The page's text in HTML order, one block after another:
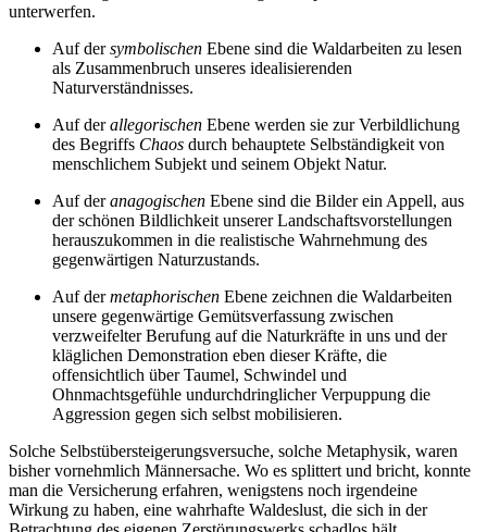
unterwerfen.
Auf dersymbolischen Ebene sind die Waldarbeiten zu lesen
als Zusammenbruch unseres idealisierenden
Naturverständnisses.
Auf derallegorischen Ebene werden sie zur Verbildlichung
des Begriffs Chaos durch behauptete Selbständigkeit von
menschlichem Subjekt und seinem Objekt Natur.
Auf deranagogischen Ebene sind die Bilder ein Appell, aus
der schönen Bildlichkeit unserer Landschaftsvorstellungen
herauszukommen in die realistische Wahrnehmung des
gegenwärtigen Naturzustands.
Auf dermetaphorischen Ebene zeichnen die Waldarbeiten
unsere gegenwärtige Gemütsverfassung zwischen
verzweifelter Berufung auf die Naturkräfte in uns und der
kläglichen Demonstration eben dieser Kräfte, die
offensichtlich über Taumel, Schwindel und
Ohnmachtsgefühle undurchdringlicher Verpuppung die
Aggression gegen sich selbst mobilisieren.
Solche Selbstübersteigerungsversuche, solche Metaphysik, waren
bisher vornehmlich Männersache. Wo es splittert und bricht, konnte
man die Versicherung erfahren, wenigstens noch irgendeine
Wirkung zu haben, eine wahrhafte Waldeslust, die sich in der